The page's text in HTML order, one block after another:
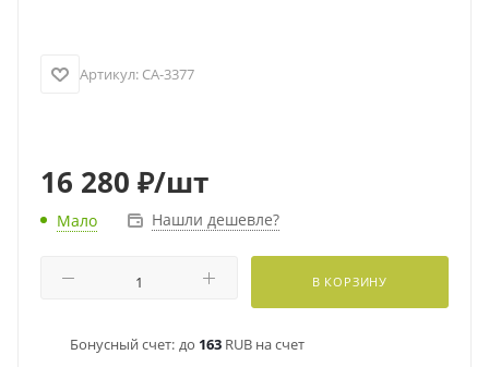
Артикул: CA-3377
16 280 ₽/шт
Мало Нашли дешевле?
В КОРЗИНУ
Бонусный счет: до 163 RUB на счет